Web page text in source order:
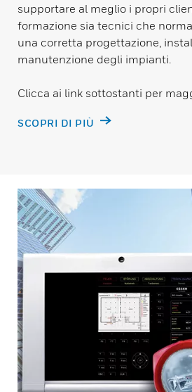
supportare al meglio i propri
formazione sia tecnici che
una corretta progettazione,
manutenzione degli impianti.
Clicca ai link sottostanti per
SCOPRI DI PIÙ